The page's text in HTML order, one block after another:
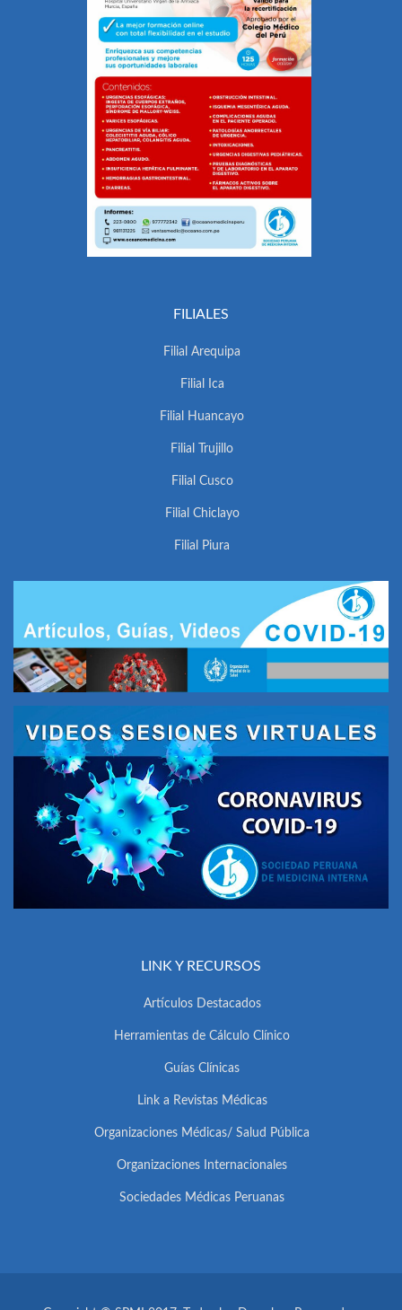
FILIALES
Filial Arequipa
Filial Ica
Filial Huancayo
Filial Trujillo
Filial Cusco
Filial Chiclayo
Filial Piura
LINK Y RECURSOS
Artículos Destacados
Herramientas de Cálculo Clínico
Guías Clínicas
Link a Revistas Médicas
Organizaciones Médicas/ Salud Pública
Organizaciones Internacionales
Sociedades Médicas Peruanas